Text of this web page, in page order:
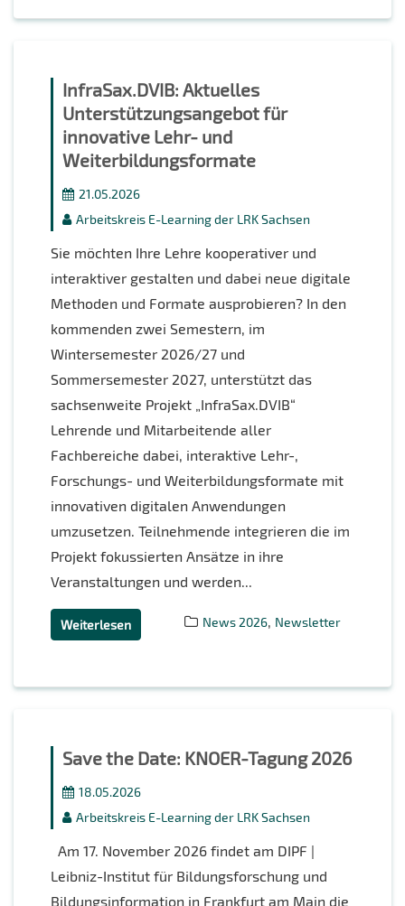
InfraSax.DVIB: Aktuelles
Unterstützungsangebot für
innovative Lehr- und
Weiterbildungsformate
21.05.2026
Arbeitskreis E-Learning der LRK Sachsen
Sie möchten Ihre Lehre kooperativer und
interaktiver gestalten und dabei neue digitale
Methoden und Formate ausprobieren? In den
kommenden zwei Semestern, im
Wintersemester 2026/27 und
Sommersemester 2027, unterstützt das
sachsenweite Projekt „InfraSax.DVIB“
Lehrende und Mitarbeitende aller
Fachbereiche dabei, interaktive Lehr-,
Forschungs- und Weiterbildungsformate mit
innovativen digitalen Anwendungen
umzusetzen. Teilnehmende integrieren die im
Projekt fokussierten Ansätze in ihre
Veranstaltungen und werden...
News 2026, Newsletter
Weiterlesen
Save the Date: KNOER-Tagung 2026
18.05.2026
Arbeitskreis E-Learning der LRK Sachsen
Am 17. November 2026 findet am DIPF |
Leibniz-Institut für Bildungsforschung und
Bildungsinformation in Frankfurt am Main die